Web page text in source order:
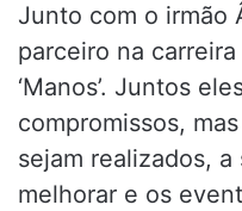
Junto com o irmão
parceiro na
‘Manos’. Juntos
compromissos,
sejam realizados,
melhorar e os